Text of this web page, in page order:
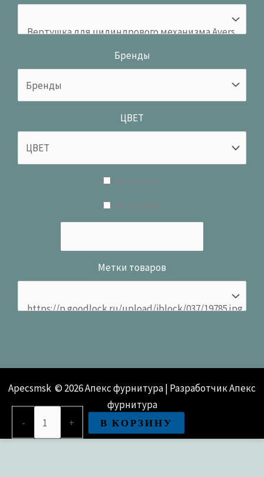
Бренды
ЦВЕТ
Метки товаров
Apecsmsk © 2026 Апекс фурнитура | Разработчик Апекс
фурнитура
-
+ В КОРЗИНУ